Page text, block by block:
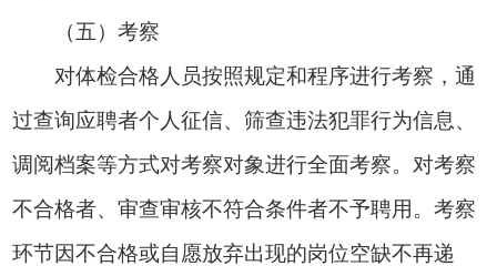
（五）考察
对体检合格人员按照规定和程序进行考察，通
过查询应聘者个人征信、筛查违法犯罪行为信息、
调阅档案等方式对考察对象进行全面考察。对考察
不合格者、审查审核不符合条件者不予聘用。考察
环节因不合格或自愿放弃出现的岗位空缺不再递